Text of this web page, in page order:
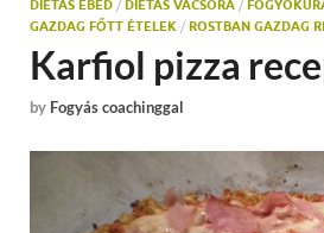
DIÉTÁS EBÉD / DIÉTÁS VACSORA /
GAZDAG FŐTT ÉTELEK / ROSTBAN GAZDAG
Karfiol pizza
by Fogyás coachinggal